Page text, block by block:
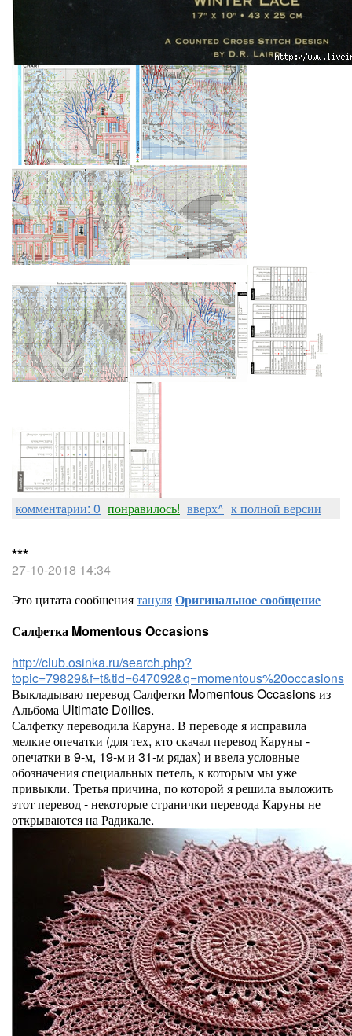
комментарии: 0 понравилось! вверх^ к полной версии
***
27-10-2018 14:34
Это цитата сообщениятануляОригинальное сообщение
Салфетка Momentous Occasions
http://club.osinka.ru/search.php?
topic=79829&f=t&tid=647092&q=momentous%20occasions
Выкладываю перевод Салфетки Momentous Occasions из
Альбома Ultimate Doilies.
Салфетку переводила Каруна. В переводе я исправила
мелкие опечатки (для тех, кто скачал перевод Каруны -
опечатки в 9-м, 19-м и 31-м рядах) и ввела условные
обозначения специальных петель, к которым мы уже
привыкли. Третья причина, по которой я решила выложить
этот перевод - некоторые странички перевода Каруны не
открываются на Радикале.